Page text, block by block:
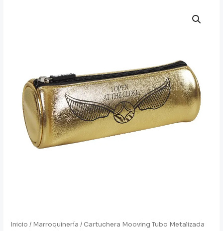
Inicio / Marroquinería / Cartuchera Mooving Tubo Metalizada